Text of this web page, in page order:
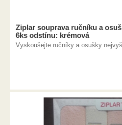
Ziplar souprava ručníku a
6ks odstínu: krémová
Vyskoušejte ručníky a osušky